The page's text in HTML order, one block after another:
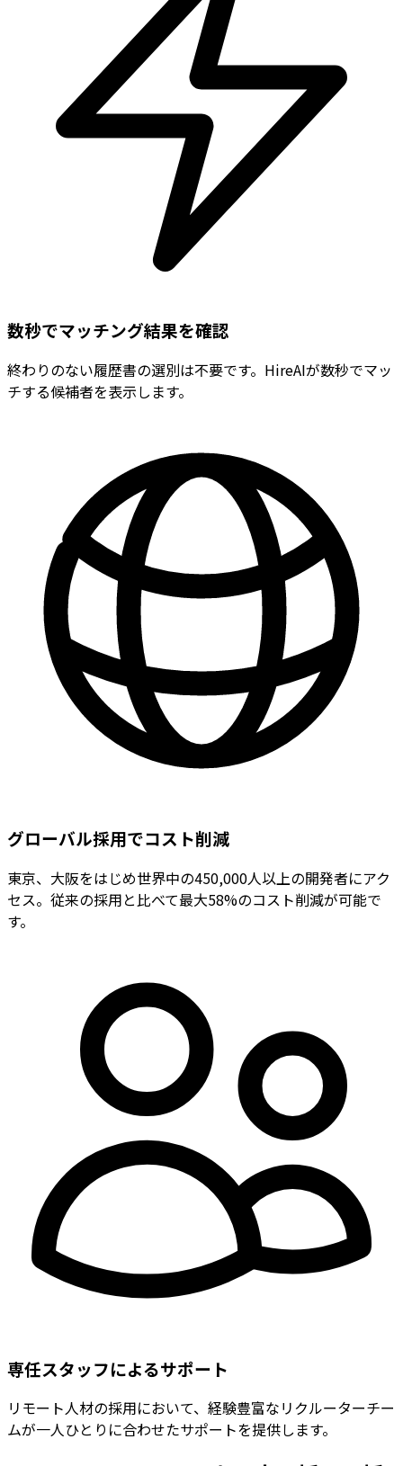
数秒でマッチング結果を確認
終わりのない履歴書の選別は不要です。HireAIが数秒でマッ
チする候補者を表示します。
グローバル採用でコスト削減
東京、大阪をはじめ世界中の450,000人以上の開発者にアク
セス。従来の採用と比べて最大58%のコスト削減が可能で
す。
専任スタッフによるサポート
リモート人材の採用において、経験豊富なリクルーターチー
ムが一人ひとりに合わせたサポートを提供します。